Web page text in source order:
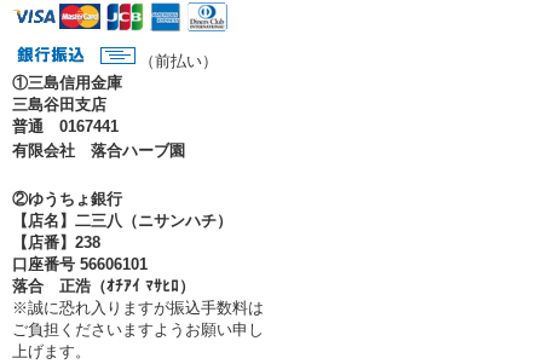
（前払い）
①三島信用金庫
三島谷田支店
普通 0167441
有限会社 落合ハーブ園
②ゆうちょ銀行
【店名】二三八（ニサンハチ）
【店番】238
口座番号 56606101
落合 正浩（ｵﾁｱｲ ﾏｻﾋﾛ）
※誠に恐れ入りますが振込手数料は
ご負担くださいますようお願い申し
上げます。